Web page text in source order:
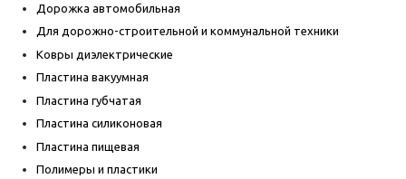
Дорожка автомобильная
Для дорожно-строительной и коммунальной техники
Ковры диэлектрические
Пластина вакуумная
Пластина губчатая
Пластина силиконовая
Пластина пищевая
Полимеры и пластики